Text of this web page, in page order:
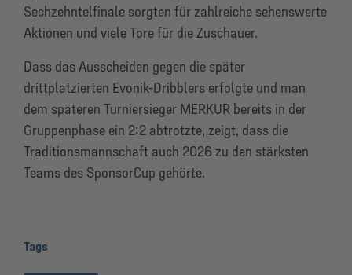
Sechzehntelfinale sorgten für zahlreiche sehenswerte
Aktionen und viele Tore für die Zuschauer.
Dass das Ausscheiden gegen die später
drittplatzierten Evonik-Dribblers erfolgte und man
dem späteren Turniersieger MERKUR bereits in der
Gruppenphase ein 2:2 abtrotzte, zeigt, dass die
Traditionsmannschaft auch 2026 zu den stärksten
Teams des SponsorCup gehörte.
Tags